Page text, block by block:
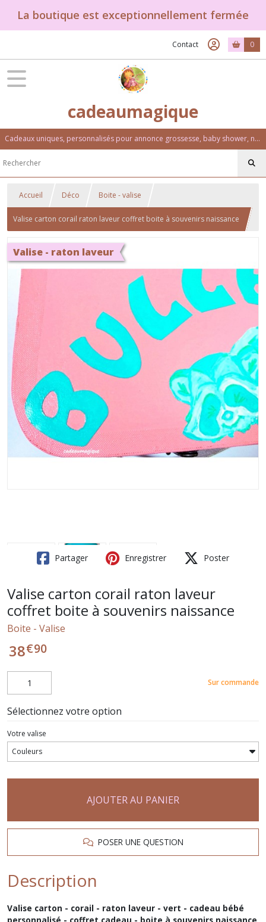
La boutique est exceptionnellement fermée
Contact 0
cadeaumagique
Cadeaux uniques, personnalisés pour annonce grossesse, baby shower, naissance, baptême, anniversaire. Un univers féérique et coloré.
Accueil Déco Boite - valise
Valise carton corail raton laveur coffret boite à souvenirs naissance
Valise - raton laveur
Partager Enregistrer Poster
Valise carton corail raton laveur
coffret boite à souvenirs naissance
Boite - Valise
38€90
Sur commande
Sélectionnez votre option
Votre valise
AJOUTER AU PANIER
POSER UNE QUESTION
Description
Valise carton - corail - raton laveur - vert - cadeau bébé